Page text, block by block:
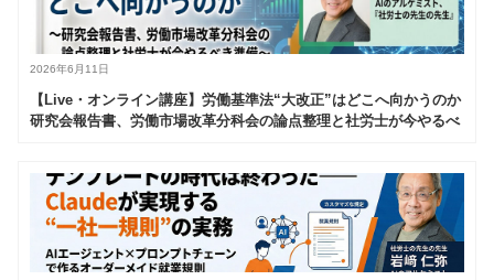
2026年6月11日
【Live・オンライン講座】労働基準法“大改正”はどこへ向かうのか
研究会報告書、労働市場改革分科会の論点整理と社労士が今やるべ